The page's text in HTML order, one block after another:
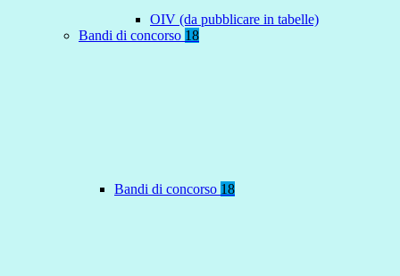
OIV (da pubblicare in tabelle)
Bandi di concorso 18
Bandi di concorso 18